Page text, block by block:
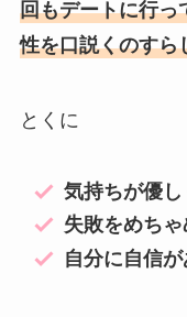
回もデートに行っ
性を口説くのすら
とくに
気持ちが優
失敗をめち
自分に自信